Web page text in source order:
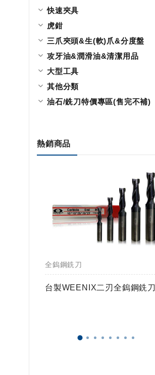
快速夾具
虎鉗
三爪夾頭&生(軟)爪&分度盤
攻牙油&潤滑油&清潔用品
大型工具
其他分類
油石/銑刀特價專區(售完不補)
熱銷商品
全鎢鋼銑刀
台製WEENIX二刃全鎢鋼銑刀